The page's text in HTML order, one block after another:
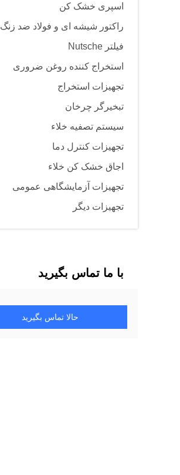
اسپری خشک کن
راکتور شیشه ای و فولاد ضد زنگ
فیلتر Nutsche
استخراج کننده روغن ضروری
تجهیزات استخراج
تبخیرگر چرخان
سیستم تصفیه خلاء
تجهیزات کنترل دما
اجاق خشک کن خلاء
تجهیزات آزمایشگاهی عمومی
تجهیزات دیگر
با ما تماس بگیرید
حالا تماس بگیرید